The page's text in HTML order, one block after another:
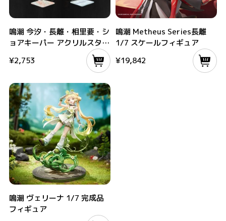
鳴潮 今汐・長離・相里要・シ
ョアキーパー アクリルスタン
¥2,753
鳴潮 Metheus Series長離
1/7 スケールフィギュア
¥19,842
鳴潮 ヴェリーナ 1/7 完成品
フィギュア